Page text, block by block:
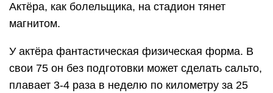
Актёра, как болельщика, на стадион тянет
магнитом.
У актёра фантастическая физическая форма. В
свои 75 он без подготовки может сделать сальто,
плавает 3-4 раза в неделю по километру за 25